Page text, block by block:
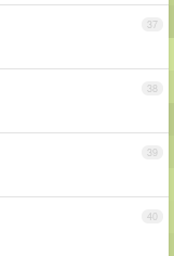
37
38
39
40